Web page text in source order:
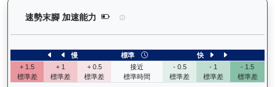
速勢末腳 加速能力 嘉應光彩（K134）— 速勢末腳加速能
慢 標準
快
+ 1.5
標準差
+ 1
標準差
+ 0.5
標準差
接近
標準時間
- 0.5
標準差
- 1
標準差
- 1.5
標準差